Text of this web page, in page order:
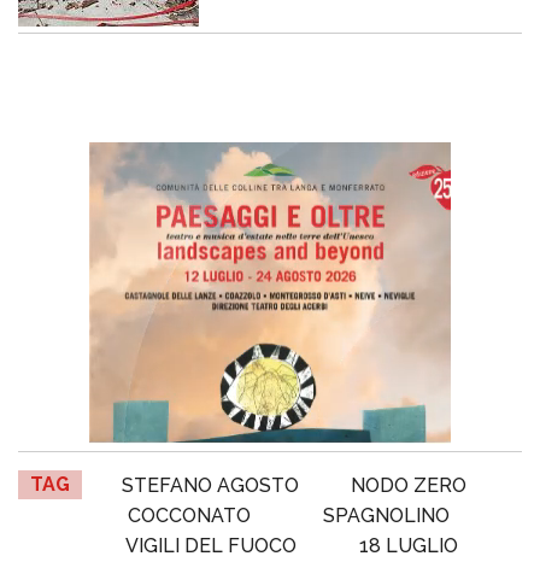
TAG STEFANO AGOSTO
NODO ZERO
COCCONATO
SPAGNOLINO
VIGILI DEL FUOCO
18 LUGLIO